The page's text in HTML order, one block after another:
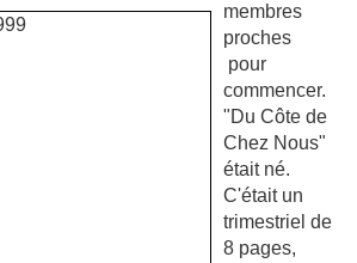
membres
proches
pour
commencer.
"Du Côte de
Chez Nous"
était né.
C'était un
trimestriel de
8 pages,